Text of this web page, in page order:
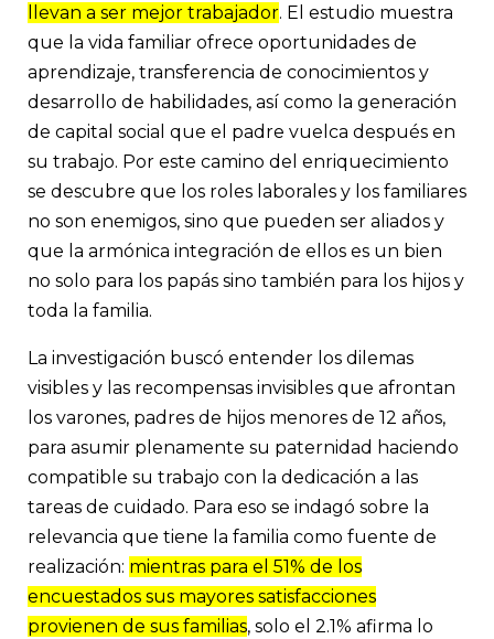
llevan a ser mejor trabajador. El estudio muestra
que la vida familiar ofrece oportunidades de
aprendizaje, transferencia de conocimientos y
desarrollo de habilidades, así como la generación
de capital social que el padre vuelca después en
su trabajo. Por este camino del enriquecimiento
se descubre que los roles laborales y los familiares
no son enemigos, sino que pueden ser aliados y
que la armónica integración de ellos es un bien
no solo para los papás sino también para los hijos y
toda la familia.
La investigación buscó entender los dilemas
visibles y las recompensas invisibles que afrontan
los varones, padres de hijos menores de 12 años,
para asumir plenamente su paternidad haciendo
compatible su trabajo con la dedicación a las
tareas de cuidado. Para eso se indagó sobre la
relevancia que tiene la familia como fuente de
realización: mientras para el 51% de los
encuestados sus mayores satisfacciones
provienen de sus familias, solo el 2.1% afirma lo